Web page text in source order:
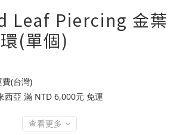
結帳享92折扣 ; 滿六千刷卡分期零利率。
Leaf Piercing 金葉
(單個)
(台灣)
西亞 滿 NTD 6,000元 免運
查看更多